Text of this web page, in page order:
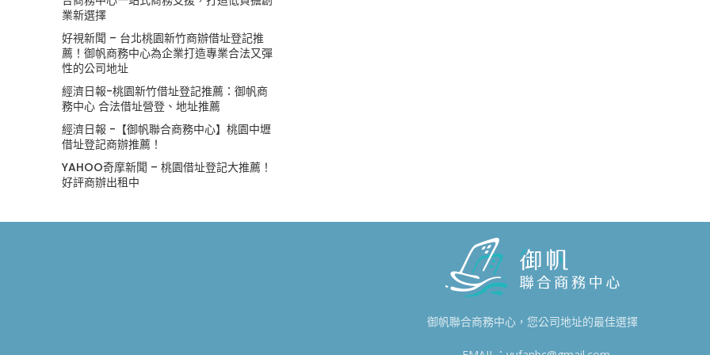
業新選擇
好視新聞 – 台北桃園新竹商辦借址登記推
薦！御帆商務中心為企業打造專業合法又彈
性的公司地址
經濟日報-桃園新竹借址登記推薦：御帆商
務中心 合法借址營登、地址推薦
經濟日報 -【御帆聯合商務中心】桃園中壢
借址登記商辦推薦！
YAHOO奇摩新聞 – 桃園借址登記大推薦！
好評商辦出租中
御帆聯合商務中心，您公司地址的最佳選擇